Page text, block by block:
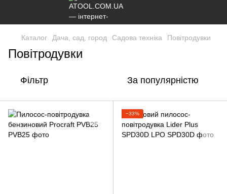
Каталог Дача, сад, город Садова техніка Повітродувки
Повітродувки
Фільтр За популярністю
−33%